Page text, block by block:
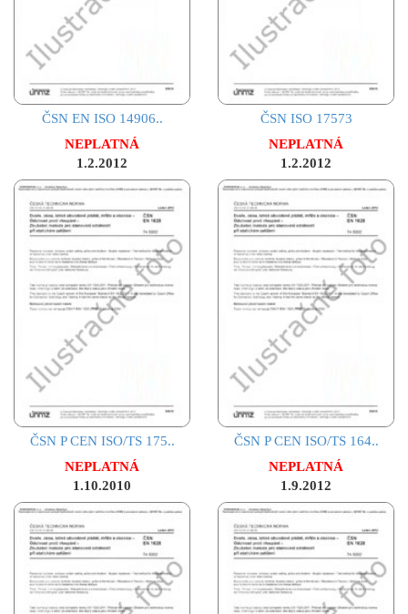
ČSN EN ISO 14906..
NEPLATNÁ
1.2.2012
ČSN ISO 17573
NEPLATNÁ
1.2.2012
ČSN P CEN ISO/TS 175..
NEPLATNÁ
1.10.2010
ČSN P CEN ISO/TS 164..
NEPLATNÁ
1.9.2012